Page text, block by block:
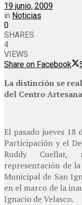
19 junio, 2009
in Noticias
0
SHARES
4
VIEWS
Share on Facebook
La distinción se
del Centro
El pasado jueves
Participación y el
Ruddy Cuellar,
representación de
Municipal de San
en el marco de la
Ignacio de Velasco.